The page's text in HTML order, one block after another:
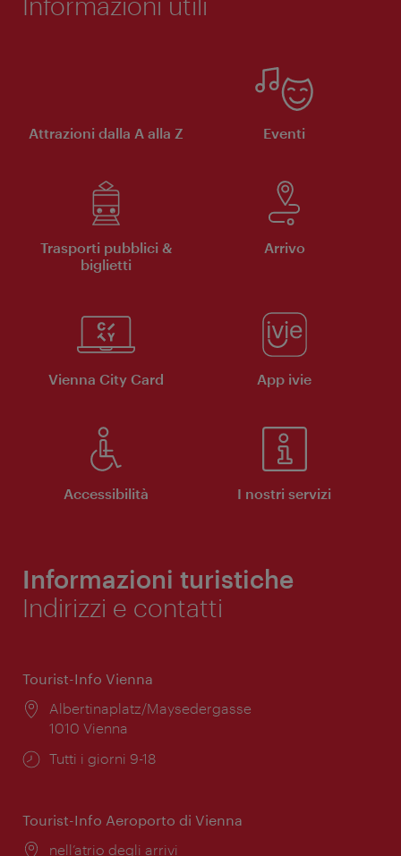
Attrazioni dalla A alla Z Eventi
Trasporti pubblici &
biglietti
Arrivo
Vienna City Card App ivie
Accessibilità I nostri servizi
Informazioni turistiche
Indirizzi e contatti
Tourist-Info Vienna
Posizione:
Albertinaplatz/Maysedergasse
1010 Vienna
Orari
Tutti i giorni 9-18
Tourist-Info Aeroporto di Vienna
Posizione:
nell’atrio degli arrivi